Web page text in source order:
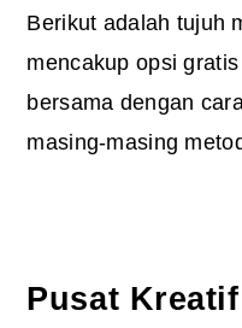
Berikut adalah tujuh
mencakup opsi
bersama dengan
masing-masing
Pusat